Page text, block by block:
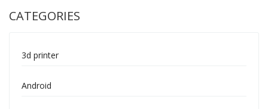
CATEGORIES
3d printer
Android